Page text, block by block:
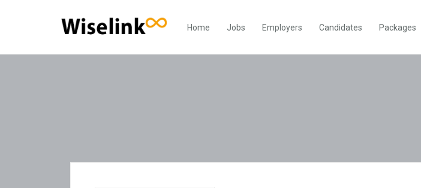
Home Jobs Employers Candidates Packages